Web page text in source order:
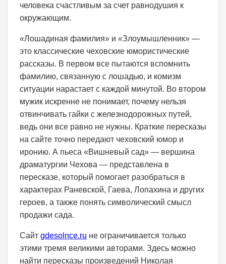
человека счастливым за счет равнодушия к
окружающим.
«Лошадиная фамилия» и «Злоумышленник» —
это классические чеховские юмористические
рассказы. В первом все пытаются вспомнить
фамилию, связанную с лошадью, и комизм
ситуации нарастает с каждой минутой. Во втором
мужик искренне не понимает, почему нельзя
отвинчивать гайки с железнодорожных путей,
ведь они все равно не нужны. Краткие пересказы
на сайте точно передают чеховский юмор и
иронию. А пьеса «Вишневый сад» — вершина
драматургии Чехова — представлена в
пересказе, который помогает разобраться в
характерах Раневской, Гаева, Лопахина и других
героев, а также понять символический смысл
продажи сада.
Сайт gdesolnce.ru не ограничивается только
этими тремя великими авторами. Здесь можно
найти пересказы произведений Николая